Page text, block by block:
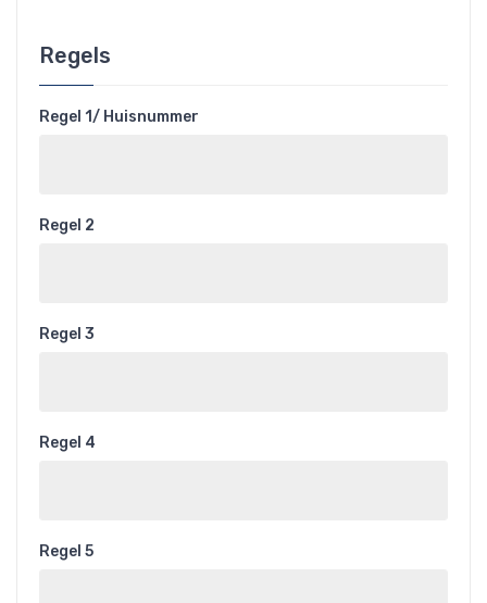
Regels
Regel 1/ Huisnummer
Regel 2
Regel 3
Regel 4
Regel 5